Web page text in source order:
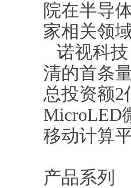
院在半导
家相关领
诺视科技
清的首条
总投资额2
MicroLED
移动计算
产品系列